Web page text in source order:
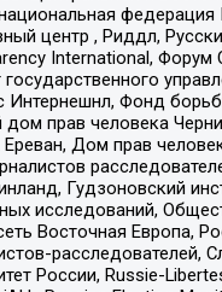
центр , Риддл,
International,
Фонд
дом прав человека
Дом прав
Гудзоновский
исследований,
Восточная Европа,
расследователей,
России, Russie-